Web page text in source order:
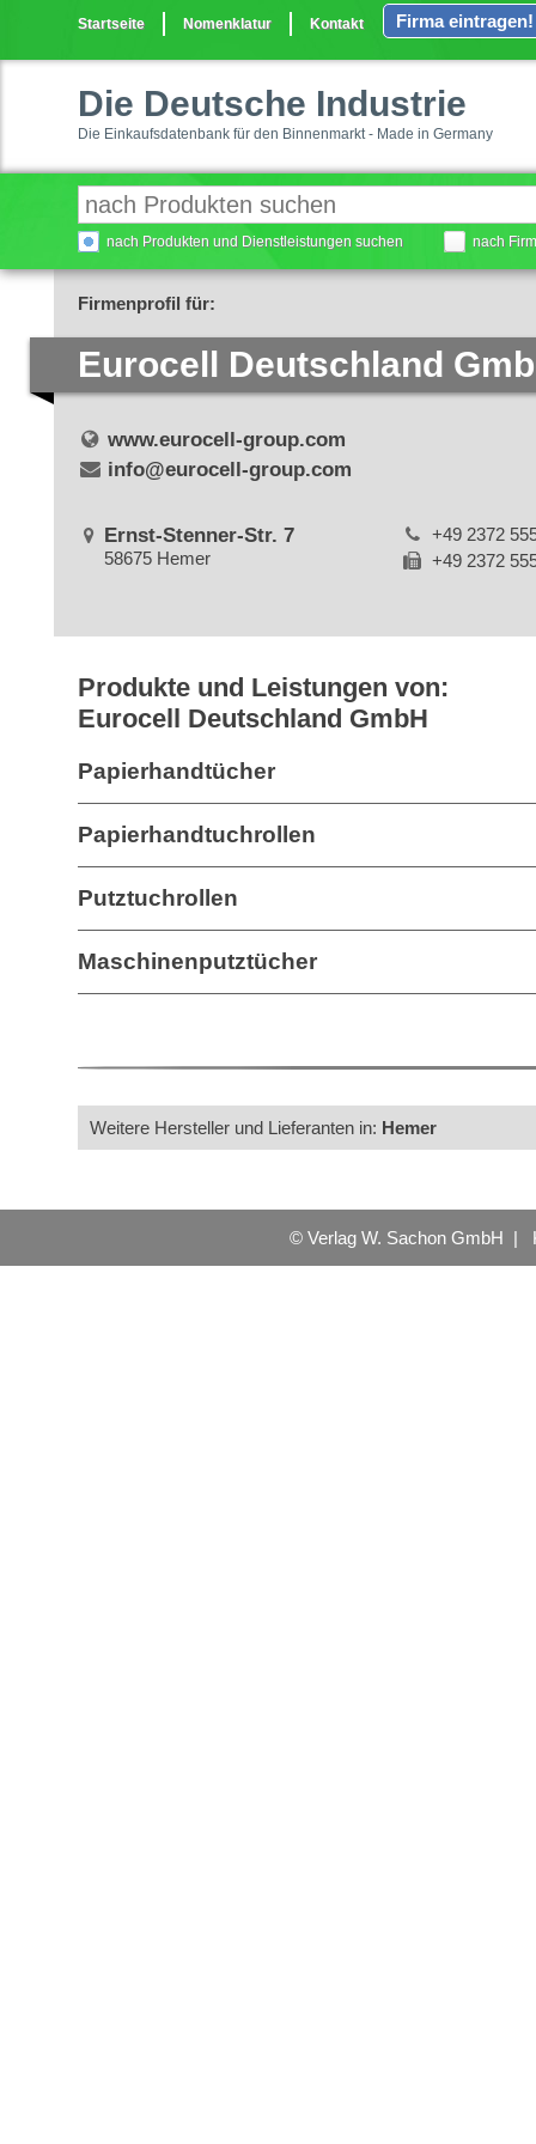
Startseite Nomenklatur Kontakt Firma eintragen!
Die Deutsche Industrie
Die Einkaufsdatenbank für den Binnenmarkt - Made in Germany
nach Produkten und Dienstleistungen suchen nach
Firmenprofil für:
Eurocell Deutschland
www.eurocell-group.com
info@eurocell-group.com
Ernst-Stenner-Str. 7
58675 Hemer
+49 2372
+49 2372
Produkte und Leistungen von:
Eurocell Deutschland GmbH
Papierhandtücher
Papierhandtuchrollen
Putztuchrollen
Maschinenputztücher
Weitere Hersteller und Lieferanten in: Hemer
© Verlag W. Sachon GmbH |